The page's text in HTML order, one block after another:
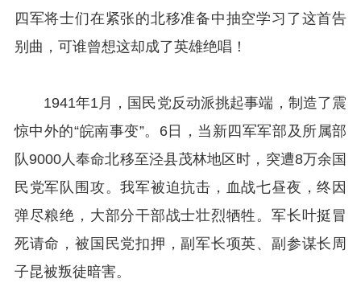
四军将士们在紧张的北移准备中抽空学习了这首告
别曲，可谁曾想这却成了英雄绝唱！
1941年1月，国民党反动派挑起事端，制造了震
惊中外的“皖南事变”。6日，当新四军军部及所属部
队9000人奉命北移至泾县茂林地区时，突遭8万余国
民党军队围攻。我军被迫抗击，血战七昼夜，终因
弹尽粮绝，大部分干部战士壮烈牺牲。军长叶挺冒
死请命，被国民党扣押，副军长项英、副参谋长周
子昆被叛徒暗害。